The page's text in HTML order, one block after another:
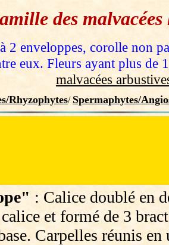
des malvacées
2 enveloppes, corolle non
eux. Fleurs ayant plus de
malvacées
Rhyzophytes/ Spermaphytes/
: Calice doublé en
et formé de 3
Carpelles réunis